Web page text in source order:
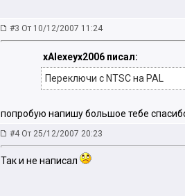
#3 От 10/12/2007 11:24
xAlexeyx2006 писал:
Переключи с NTSC на PAL
попробую напишу большое тебе
#4 От 25/12/2007 20:23
Так и не написал